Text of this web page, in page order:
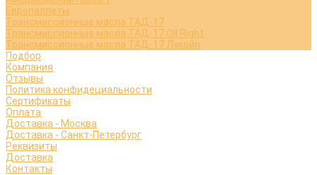
Европаллеты
Трансмиссионные масла ТАД-17
Трансмиссионные масла ТАД-17 Oil Right
Трансмиссионные масла ТАД-17 Лукойл
Подбор
Компания
Отзывы
Политика конфидециальности
Сертификаты
Оплата
Доставка - Москва
Доставка - Санкт-Петербург
Реквизиты
Доставка
Контакты